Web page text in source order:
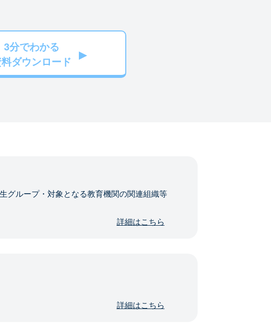
3分でわかる
ダウンロード
グループ・対象となる教育機関の関連組織等
詳細はこちら
詳細はこちら